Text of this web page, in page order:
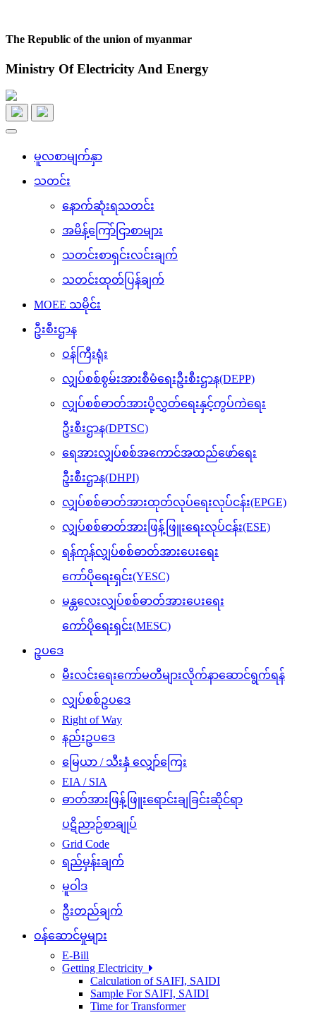
The Republic of the union of myanmar
Ministry Of Electricity And Energy
မူလစာမျက်နှာ
သတင်း
နောက်ဆုံးရသတင်း
အမိန့်ကြော်ငြာစာများ
သတင်းစာရှင်းလင်းချက်
သတင်းထုတ်ပြန်ချက်
MOEE သမိုင်း
ဦးစီးဌာန
ဝန်ကြီးရုံး
လျှပ်စစ်စွမ်းအားစီမံရေးဦးစီးဌာန(DEPP)
လျှပ်စစ်ဓာတ်အားပို့လွှတ်ရေးနှင့်ကွပ်ကဲရေး
ဦးစီးဌာန(DPTSC)
ရေအားလျှပ်စစ်အကောင်အထည်ဖော်ရေး
ဦးစီးဌာန(DHPI)
လျှပ်စစ်ဓာတ်အားထုတ်လုပ်ရေးလုပ်ငန်း(EPGE)
လျှပ်စစ်ဓာတ်အားဖြန့်ဖြူးရေးလုပ်ငန်း(ESE)
ရန်ကုန်လျှပ်စစ်ဓာတ်အားပေးရေး
ကော်ပိုရေးရှင်း(YESC)
မန္တလေးလျှပ်စစ်ဓာတ်အားပေးရေး
ကော်ပိုရေးရှင်း(MESC)
ဥပဒေ
မီးလင်းရေးကော်မတီများလိုက်နာဆောင်ရွက်ရန်
လျှပ်စစ်ဥပဒေ
Right of Way
နည်းဥပဒေ
မြေယာ / သီးနှံ လျှော်ကြေး
EIA / SIA
ဓာတ်အားဖြန့်ဖြူးရောင်းချခြင်းဆိုင်ရာ
ပဋိညာဉ်စာချုပ်
Grid Code
ရည်မှန်းချက်
မူဝါဒ
ဦးတည်ချက်
ဝန်ဆောင်မှုများ
E-Bill
Getting Electricity
Calculation of SAIFI, SAIDI
Sample For SAIFI, SAIDI
Time for Transformer